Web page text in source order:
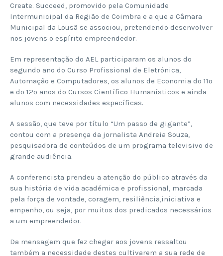
Create. Succeed, promovido pela Comunidade
Intermunicipal da Região de Coimbra e a que a Câmara
Municipal da Lousã se associou, pretendendo desenvolver
nos jovens o espírito empreendedor.
Em representação do AEL participaram os alunos do
segundo ano do Curso Profissional de Eletrónica,
Automação e Computadores, os alunos de Economia do 11º
e do 12º anos do Cursos Científico Humanísticos e ainda
alunos com necessidades específicas.
A sessão, que teve por título “Um passo de gigante”,
contou com a presença da jornalista Andreia Souza,
pesquisadora de conteúdos de um programa televisivo de
grande audiência.
A conferencista prendeu a atenção do público através da
sua história de vida académica e profissional, marcada
pela força de vontade, coragem, resiliência,iniciativa e
empenho, ou seja, por muitos dos predicados necessários
a um empreendedor.
Da mensagem que fez chegar aos jovens ressaltou
também a necessidade destes cultivarem a sua rede de